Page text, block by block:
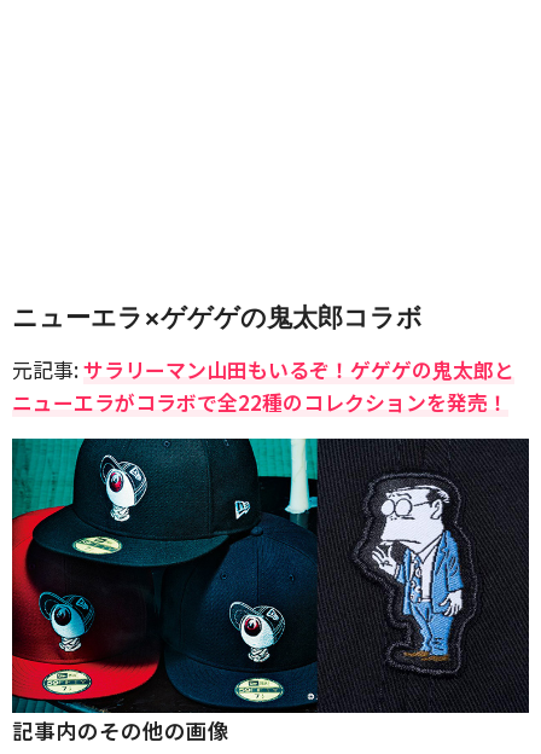
ニューエラ×ゲゲゲの鬼太郎コラボ
元記事:サラリーマン山田もいるぞ！ゲゲゲの鬼太郎と
ニューエラがコラボで全22種のコレクションを発売！
記事内のその他の画像